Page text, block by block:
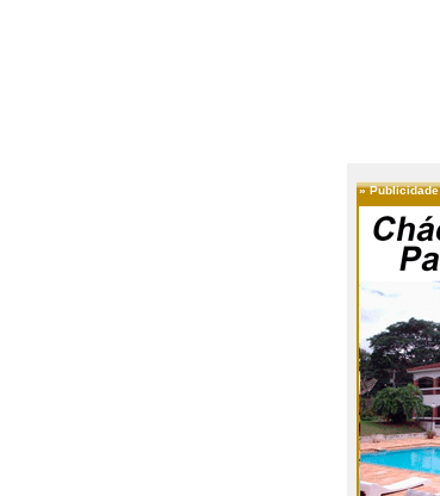
»Publicidade